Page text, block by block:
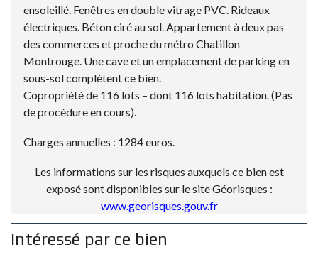
ensoleillé. Fenêtres en double vitrage PVC. Rideaux
électriques. Béton ciré au sol. Appartement à deux pas
des commerces et proche du métro Chatillon
Montrouge. Une cave et un emplacement de parking en
sous-sol complètent ce bien.
Copropriété de 116 lots – dont 116 lots habitation. (Pas
de procédure en cours).
Charges annuelles : 1284 euros.
Les informations sur les risques auxquels ce bien est
exposé sont disponibles sur le site Géorisques :
www.georisques.gouv.fr
Intéressé par ce bien